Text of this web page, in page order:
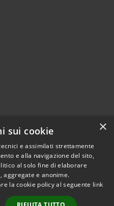
Meccanismo di feedback
Copyright © 2026 • Comune di
Bitonto • Powered by
×
sui cookie
e assimilati strettamente
e alla navigazione del sito,
al solo fine di elaborare
aggregate e anonime.
la cookie policy al seguente link